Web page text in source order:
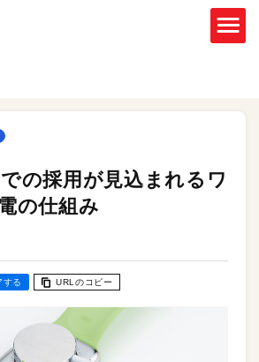
の採用が見込まれるワ
の仕組み
する URLのコピー